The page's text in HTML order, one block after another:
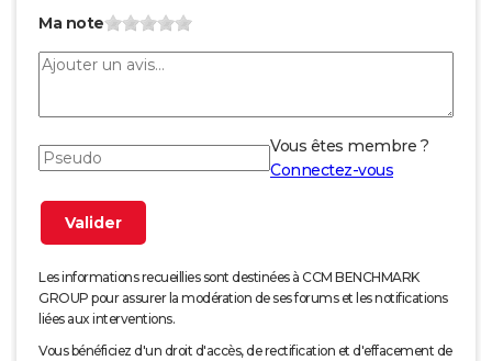
Ma note
Vous êtes membre ?
Connectez-vous
Les informations recueillies sont destinées à CCM BENCHMARK
GROUP pour assurer la modération de ses forums et les notifications
liées aux interventions.
Vous bénéficiez d'un droit d'accès, de rectification et d'effacement de